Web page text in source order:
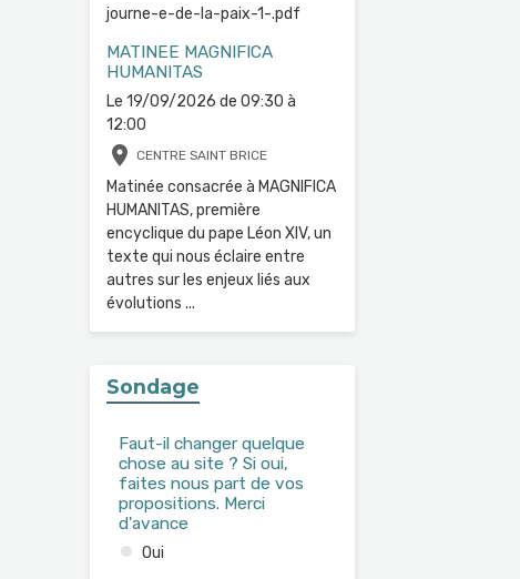
journe-e-de-la-paix-1-.pdf
MATINEE MAGNIFICA
HUMANITAS
Le 19/09/2026 de 09:30 à
12:00
CENTRE SAINT BRICE
Matinée consacrée à MAGNIFICA
HUMANITAS, première
encyclique du pape Léon XIV, un
texte qui nous éclaire entre
autres sur les enjeux liés aux
évolutions ...
Sondage
Faut-il changer quelque
chose au site ? Si oui,
faites nous part de vos
propositions. Merci
d'avance
Oui